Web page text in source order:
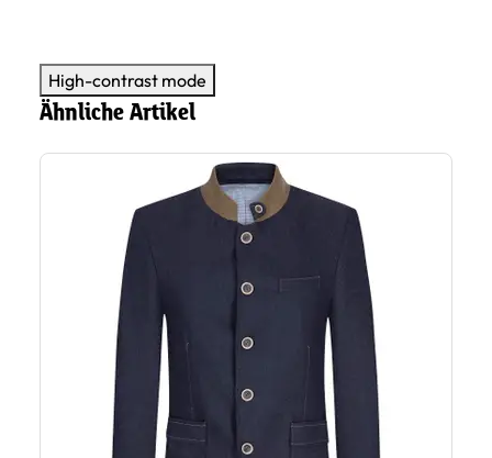
High-contrast mode
Ähnliche Artikel